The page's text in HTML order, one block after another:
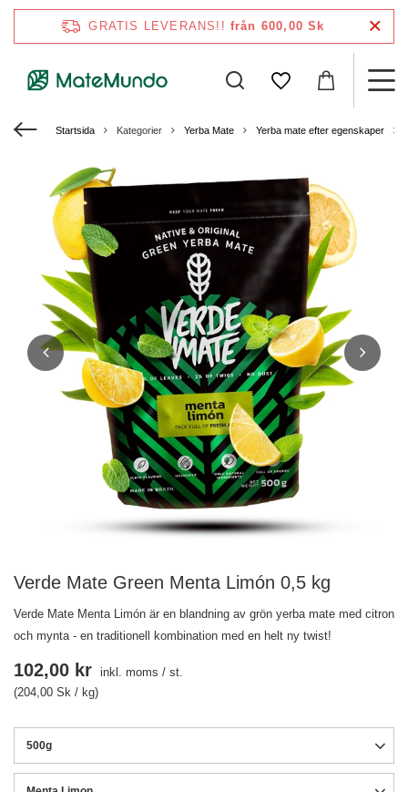
GRATIS LEVERANS!! från 600,00 Sk
Startsida Kategorier Yerba Mate Yerba mate efter egenskaper
Verde Mate Green Menta Limón 0,5 kg
Verde Mate Menta Limón är en blandning av grön yerba mate med citron
och mynta - en traditionell kombination med en helt ny twist!
500g
102,00 kr inkl. moms / st.
(204,00 Sk / kg)